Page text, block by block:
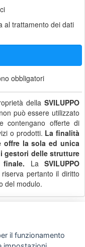
al trattamento dei dati
obbligatori
della SVILUPPO
può essere utilizzato
contengano offerte di
o prodotti. La finalità
offre la sola ed unica
gestori delle strutture
La SVILUPPO
pertanto il diritto
del modulo.
il funzionamento